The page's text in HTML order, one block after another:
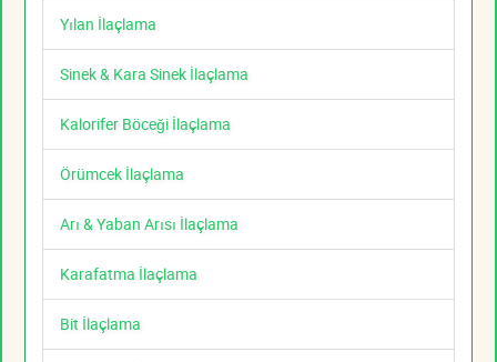
Yılan İlaçlama
Sinek & Kara Sinek İlaçlama
Kalorifer Böceği İlaçlama
Örümcek İlaçlama
Arı & Yaban Arısı İlaçlama
Karafatma İlaçlama
Bit İlaçlama